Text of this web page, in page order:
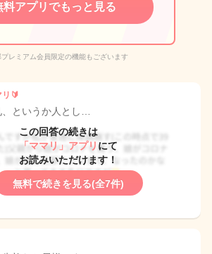
料アプリでもっと見る
レミアム会員限定の機能もございます
リ🔰
というか人とし…
この回答の続きは
「ママリ」アプリ にて
お読みいただけます！
無料で続きを見る(全7件)